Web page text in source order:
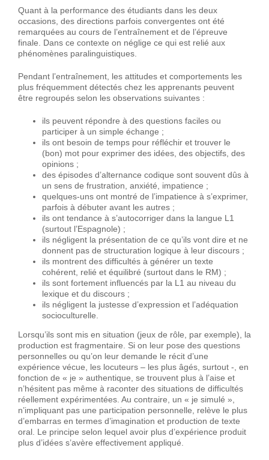
Quant à la performance des étudiants dans les deux
occasions, des directions parfois convergentes ont été
remarquées au cours de l’entraînement et de l’épreuve
finale. Dans ce contexte on néglige ce qui est relié aux
phénomènes paralinguistiques.
Pendant l’entraînement, les attitudes et comportements les
plus fréquemment détectés chez les apprenants peuvent
être regroupés selon les observations suivantes :
ils peuvent répondre à des questions faciles ou
participer à un simple échange ;
ils ont besoin de temps pour réfléchir et trouver le
(bon) mot pour exprimer des idées, des objectifs, des
opinions ;
des épisodes d’alternance codique sont souvent dûs à
un sens de frustration, anxiété, impatience ;
quelques-uns ont montré de l’impatience à s’exprimer,
parfois à débuter avant les autres ;
ils ont tendance à s’autocorriger dans la langue L1
(surtout l’Espagnole) ;
ils négligent la présentation de ce qu’ils vont dire et ne
donnent pas de structuration logique à leur discours ;
ils montrent des difficultés à générer un texte
cohérent, relié et équilibré (surtout dans le RM) ;
ils sont fortement influencés par la L1 au niveau du
lexique et du discours ;
ils négligent la justesse d’expression et l’adéquation
socioculturelle.
Lorsqu’ils sont mis en situation (jeux de rôle, par exemple), la
production est fragmentaire. Si on leur pose des questions
personnelles ou qu’on leur demande le récit d’une
expérience vécue, les locuteurs – les plus âgés, surtout -, en
fonction de « je » authentique, se trouvent plus à l’aise et
n’hésitent pas même à raconter des situations de difficultés
réellement expérimentées. Au contraire, un « je simulé »,
n’impliquant pas une participation personnelle, relève le plus
d’embarras en termes d’imagination et production de texte
oral. Le principe selon lequel avoir plus d’expérience produit
plus d’idées s’avère effectivement appliqué.